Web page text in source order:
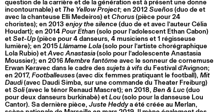
question de la carrière et de la génération est à présent une donne
incontournable) et The Yellow Project; en 2012 Sueños (duo de et
avec la chanteuse Elli Medeiros) et Chorus (pièce pour 24
choristes); en 2013 enjoy the silence (duo de et avec l’auteur Célia
Houdart); en 2014 Pour Ethan (solo pour l’adolescent Ethan Cabon)
et Set-Up (pièce pour 4 danseurs, 4 musiciens et 1 régisseuse
lumière); en 2015 Llámame Lola (solo pour l’artiste chorégraphique
Lola Rubio) etAvec Anastasia (solo pour l’adolescente Anastasia
Moussier); en 2016 Membre fantôme avec le sonneur de cornemuse
Erwan Keravec dans le cadre des sujets à vifs du Festival d’Avignon;
en 2017, Footballeuses (avec dix femmes pratiquant le football), Mit
Daudi(avec Daudi Simba, sur une commande du Theater Freiburg)
et Soli(avec le ténor Renaud Mascret); en 2018, Ben & Luc (duo
pour deux danseurs burkinabè) et Lou (solo pour la danseuse Lou
Cantor). Sa dernière pièce, Juste Heddya été créée au Merlan,